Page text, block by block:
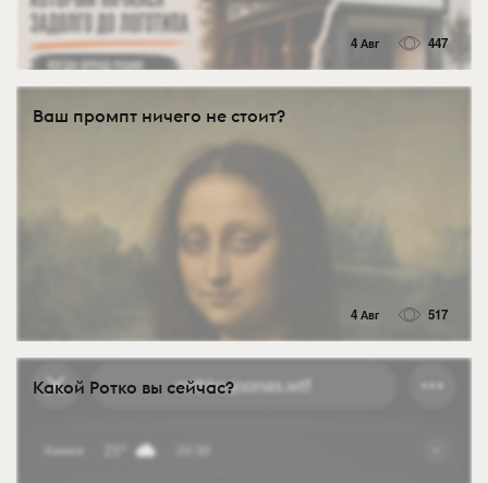
4 Авг 447
Ваш промпт ничего не стоит?
4 Авг 517
Какой Ротко вы сейчас?